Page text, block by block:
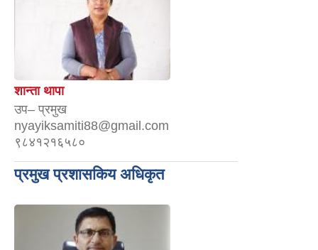
शान्ता थापा
उप– प्रमुख
nyayiksamiti88@gmail.com
९८४१२१६५८०
प्रमुख प्रशासकिय अधिकृत